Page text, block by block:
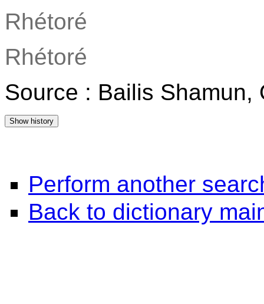
Rhétoré
Rhétoré
Source : Bailis Shamun,
Perform another
Back to dictionary